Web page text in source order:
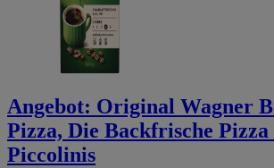
Angebot: Original Wagner
Pizza, Die Backfrische Pizza
Piccolinis